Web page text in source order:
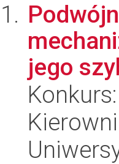
jego
Konkurs: